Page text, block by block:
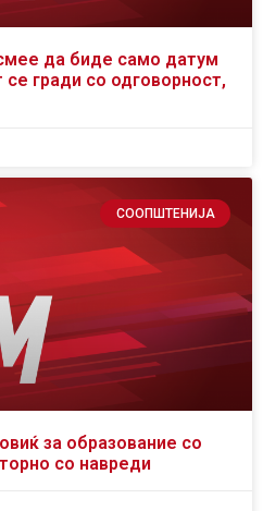
да биде само датум
гради со одговорност,
СООПШТЕНИЈА
за образование со
со навреди